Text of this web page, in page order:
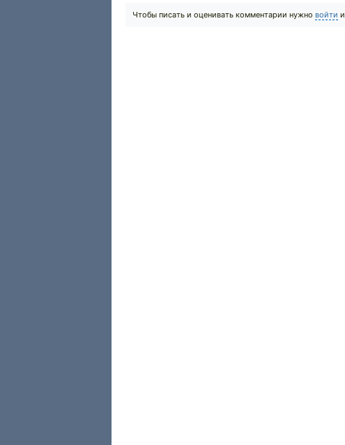
Чтобы писать и оценивать комментарии нужно войти